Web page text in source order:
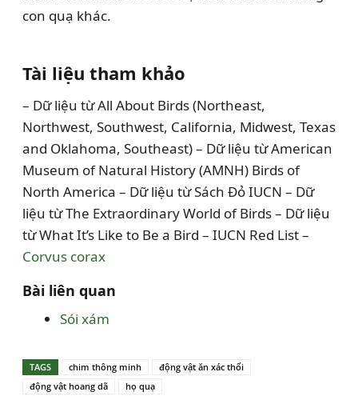
con quạ khác.
Tài liệu tham khảo
– Dữ liệu từ All About Birds (Northeast,
Northwest, Southwest, California, Midwest, Texas
and Oklahoma, Southeast) – Dữ liệu từ American
Museum of Natural History (AMNH) Birds of
North America – Dữ liệu từ Sách Đỏ IUCN – Dữ
liệu từ The Extraordinary World of Birds – Dữ liệu
từ What It’s Like to Be a Bird – IUCN Red List –
Corvus corax
Bài liên quan
Sói xám
TAGS chim thông minh
động vật ăn xác thối
động vật hoang dã
họ quạ